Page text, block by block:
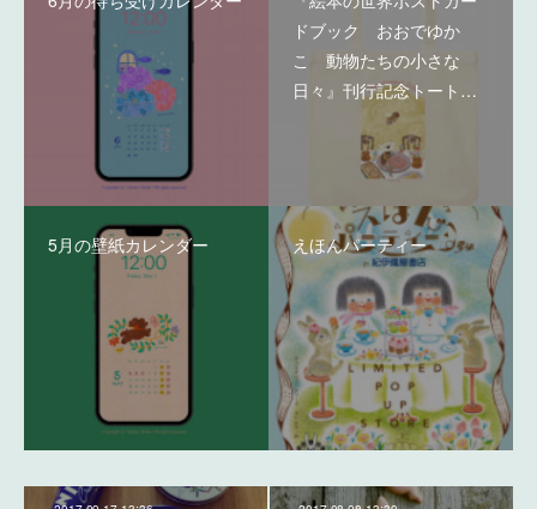
ドブック おおでゆか
こ 動物たちの小さな
日々』刊行記念トート…
5月の壁紙カレンダー えほんパーティー